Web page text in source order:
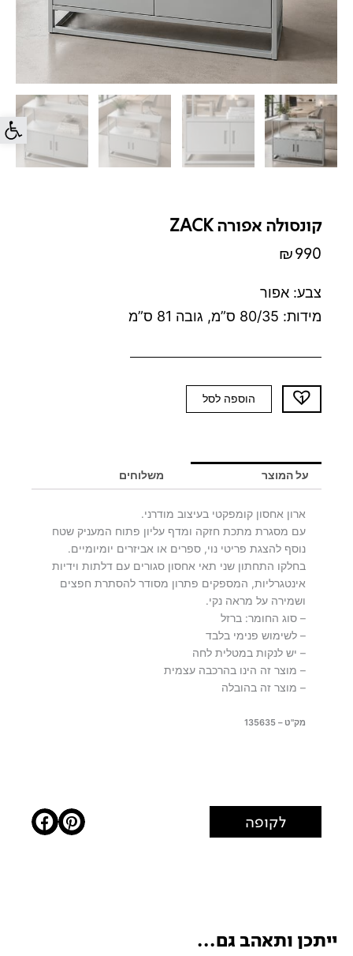
פתח
קונסולה אפורה ZACK
₪990
צבע: אפור
מידות: 80/35 ס”מ, גובה 81 ס”מ
כמות
של
ZACK
הוספה לסל
על המוצר משלוחים
ארון אחסון קומפקטי בעיצוב מודרני.
עם מסגרת מתכת חזקה ומדף עליון פתוח המעניק שטח
נוסף להצגת פריטי נוי, ספרים או אביזרים יומיומיים.
בחלקו התחתון שני תאי אחסון סגורים עם דלתות וידיות
אינטגרליות, המספקים פתרון מסודר להסתרת חפצים
ושמירה על מראה נקי.
– סוג החומר: ברזל
– לשימוש פנימי בלבד
– יש לנקות במטלית לחה
– מוצר זה הינו בהרכבה עצמית
– מוצר זה בהובלה
מק"ט – 135635
לקופה
ייתכן ותאהב גם...